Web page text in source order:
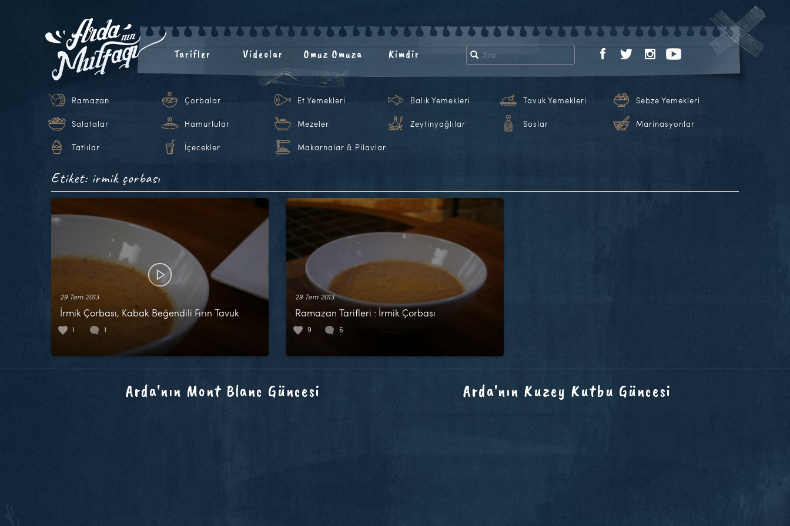
Tarifler Videolar Omuz Omuza Kimdir
Ramazan Çorbalar Et Yemekleri Balık Yemekleri Tavuk Yemekleri Sebze Yemekleri
Salatalar Hamurlular Mezeler Zeytinyağlılar Soslar Marinasyonlar
Tatlılar İçecekler Makarnalar & Pilavlar
Etiket: irmik çorbası
29 Tem 2013
İrmik Çorbası, Kabak Beğendili Fırın Tavuk
1 1
29 Tem 2013
Ramazan Tarifleri : İrmik Çorbası
9 6
Arda'nın Mont Blanc Güncesi Arda'nın Kuzey Kutbu Güncesi